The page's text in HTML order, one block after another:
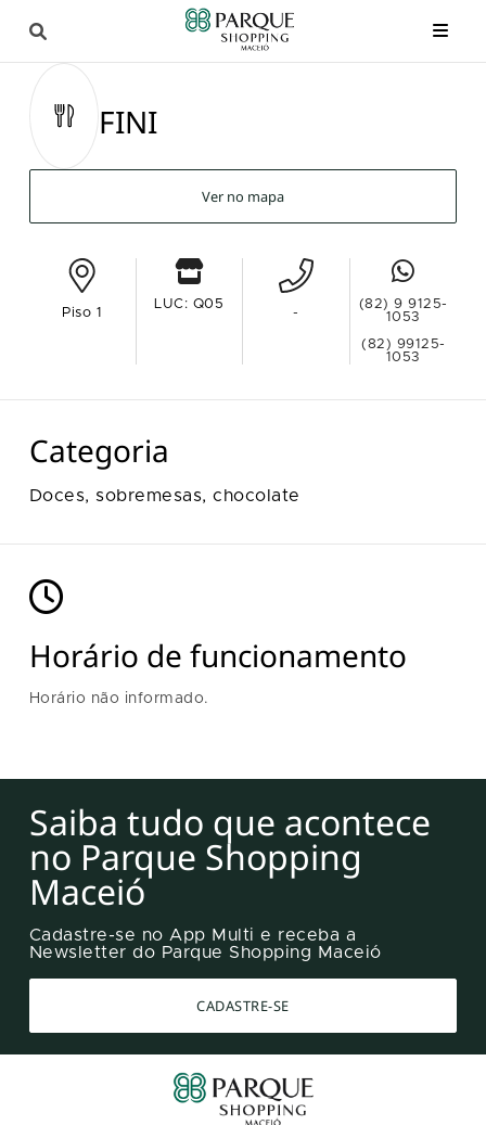
FINI
Ver no mapa
Piso 1
LUC: Q05
-
(82) 9 9125-
1053
(82) 99125-
1053
Horário de funcionamento
Horário não informado.
Categoria
Doces, sobremesas, chocolate
Saiba tudo que acontece
no Parque Shopping
Maceió
Cadastre-se no App Multi e receba a
Newsletter do Parque Shopping Maceió
CADASTRE-SE